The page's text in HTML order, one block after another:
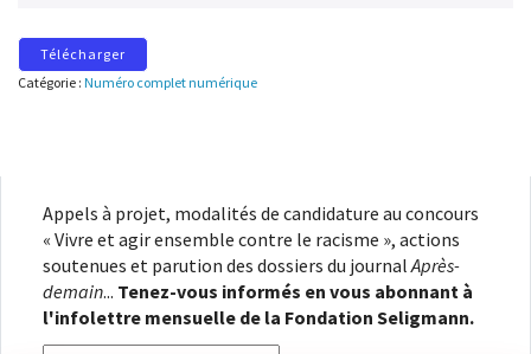
Télécharger
Catégorie : Numéro complet numérique
Appels à projet, modalités de candidature au concours
« Vivre et agir ensemble contre le racisme », actions
soutenues et parution des dossiers du journal Après-
demain... Tenez-vous informés en vous abonnant à
l'infolettre mensuelle de la Fondation Seligmann.